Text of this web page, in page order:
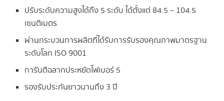
ปรับระดับความสูงได้ถึง 5 ระดับ ได้ตั้งแต่ 84.5 – 104.5
เซนติเมตร
ผ่านกระบวนการผลิตที่ได้รับการรับรองคุณภาพมาตรฐาน
ระดับโลก ISO 9001
การันตีฉลากประหยัดไฟเบอร์ 5
รองรับประกันยาวนานถึง 3 ปี